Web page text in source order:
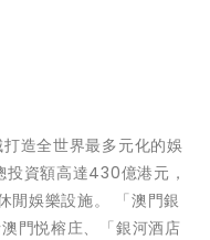
造全世界最多元化的娛
資額高達430億港元，
閒娛樂設施。 「澳門銀
門悦榕庄、「銀河酒店